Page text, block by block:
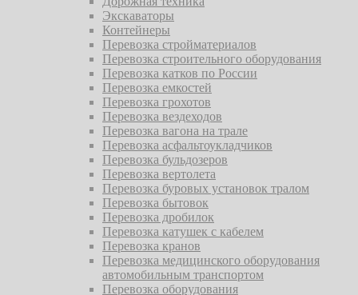
Экскаваторы
Контейнеры
Перевозка стройматериалов
Перевозка строительного оборудования
Перевозка катков по России
Перевозка емкостей
Перевозка грохотов
Перевозка вездеходов
Перевозка вагона на трале
Перевозка асфальтоукладчиков
Перевозка бульдозеров
Перевозка вертолета
Перевозка буровых установок тралом
Перевозка бытовок
Перевозка дробилок
Перевозка катушек с кабелем
Перевозка кранов
Перевозка медицинского оборудования
автомобильным транспортом
Перевозка оборудования